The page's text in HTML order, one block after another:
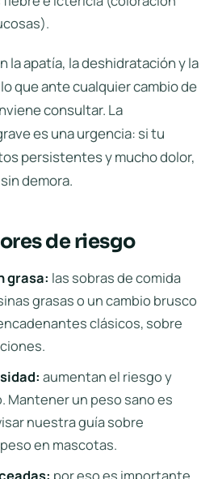
la apatía, la deshidratación y la
que ante cualquier cambio de
consultar. La
es una urgencia: si tu
persistentes y mucho dolor,
demora.
de riesgo
grasa: las sobras de comida
grasas o un cambio brusco
clásicos, sobre
aumentan el riesgo y
Mantener un peso sano es
nuestra guía sobre
en mascotas.